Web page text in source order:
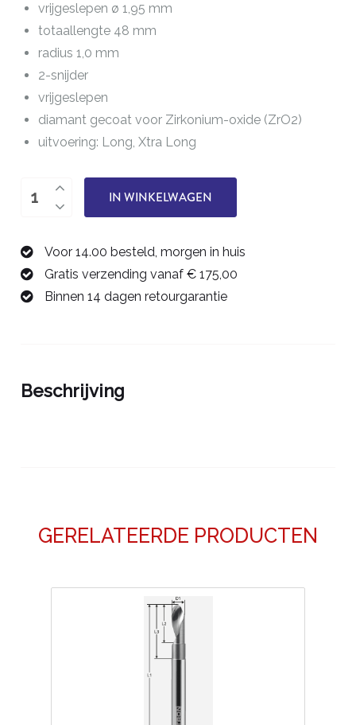
vrijgeslepen ø 1,95 mm
totaallengte 48 mm
radius 1,0 mm
2-snijder
vrijgeslepen
diamant gecoat voor Zirkonium-oxide (ZrO2)
uitvoering: Long, Xtra Long
Dental
bolfrees
mm
00783220
aantal
IN WINKELWAGEN
Voor 14.00 besteld, morgen in huis
Gratis verzending vanaf € 175,00
Binnen 14 dagen retourgarantie
Beschrijving
GERELATEERDE PRODUCTEN